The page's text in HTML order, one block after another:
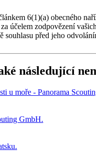
6(1)(a) obecného
účelem zodpovězení
souhlasu před jeho
následující